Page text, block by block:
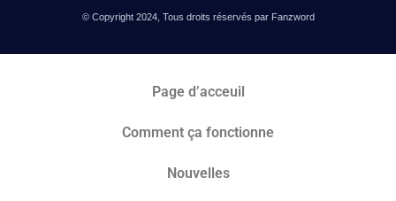
© Copyright 2024, Tous droits réservés par Fanzword
Page d’acceuil
Comment ça fonctionne
Nouvelles